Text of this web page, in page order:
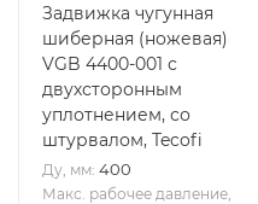
Задвижка чугунная
шиберная (ножевая)
VGB 4400-001 с
двухсторонным
уплотнением, со
штурвалом, Tecofi
Ду, мм: 400
Макс. рабочее давление,